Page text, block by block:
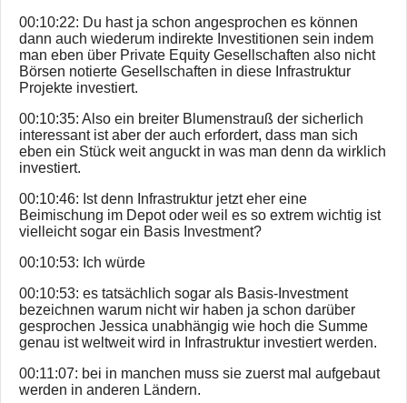
00:10:22: Du hast ja schon angesprochen es können
dann auch wiederum indirekte Investitionen sein indem
man eben über Private Equity Gesellschaften also nicht
Börsen notierte Gesellschaften in diese Infrastruktur
Projekte investiert.
00:10:35: Also ein breiter Blumenstrauß der sicherlich
interessant ist aber der auch erfordert, dass man sich
eben ein Stück weit anguckt in was man denn da wirklich
investiert.
00:10:46: Ist denn Infrastruktur jetzt eher eine
Beimischung im Depot oder weil es so extrem wichtig ist
vielleicht sogar ein Basis Investment?
00:10:53: Ich würde
00:10:53: es tatsächlich sogar als Basis-Investment
bezeichnen warum nicht wir haben ja schon darüber
gesprochen Jessica unabhängig wie hoch die Summe
genau ist weltweit wird in Infrastruktur investiert werden.
00:11:07: bei in manchen muss sie zuerst mal aufgebaut
werden in anderen Ländern.